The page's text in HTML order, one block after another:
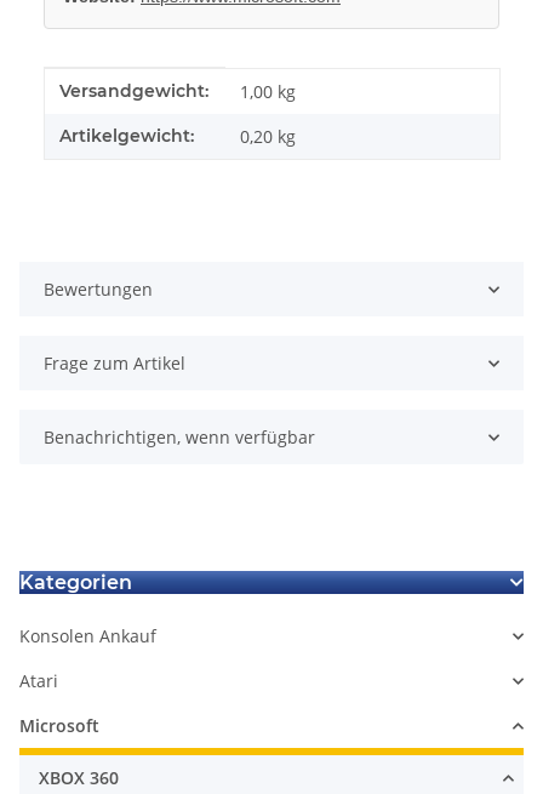
Produkteigenschaft
Wert
Versandgewicht: 1,00 kg
Artikelgewicht: 0,20 kg
Bewertungen
Frage zum Artikel
Benachrichtigen, wenn verfügbar
Kategorien
Konsolen Ankauf
Atari
Microsoft
XBOX 360